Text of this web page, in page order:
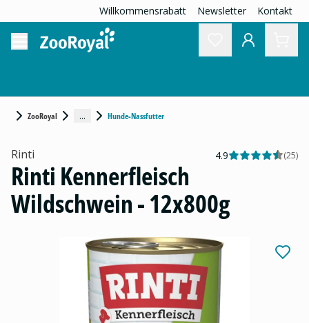
Willkommensrabatt Newsletter Kontakt
ZooRoyal ... Hunde-Nassfutter
Rinti 4.9 (25)
Rinti Kennerfleisch
Wildschwein - 12x800g